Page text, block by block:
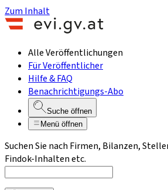
Zum Inhalt
Alle Veröffentlichungen
Für Veröffentlicher
Hilfe & FAQ
Benachrichtigungs-Abo
Suche öffnen
Menü öffnen
Suchen Sie nach Firmen, Bilanzen,
Findok-Inhalten etc.